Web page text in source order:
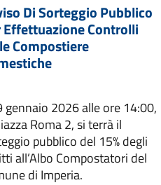
Di Sorteggio Pubblico
Effettuazione Controlli
Compostiere
gennaio 2026 alle ore 14:00,
Roma 2, si terrà il
pubblico del 15% degli
all’Albo Compostatori del
di Imperia.